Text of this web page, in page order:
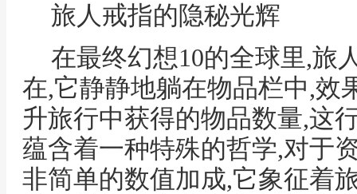
旅人戒指的隐秘光辉
在最终幻想10的全球里,旅
在,它静静地躺在物品栏中,效
升旅行中获得的物品数量,这
蕴含着一种特殊的哲学,对于
非简单的数值加成,它象征着